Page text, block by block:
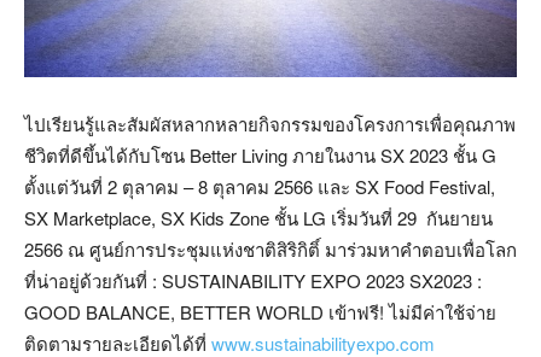
ไปเรียนรู้และสัมผัสหลากหลายกิจกรรมของโครงการเพื่อคุณภาพ
ชีวิตที่ดีขึ้นได้กับโซน Better Living ภายในงาน SX 2023 ชั้น G
ตั้งแต่วันที่ 2 ตุลาคม – 8 ตุลาคม 2566 และ SX Food Festival,
SX Marketplace, SX Kids Zone ชั้น LG เริ่มวันที่ 29 กันยายน
2566 ณ ศูนย์การประชุมแห่งชาติสิริกิติ์ มาร่วมหาคำตอบเพื่อโลก
ที่น่าอยู่ด้วยกันที่ : SUSTAINABILITY EXPO 2023 SX2023 :
GOOD BALANCE, BETTER WORLD เข้าฟรี! ไม่มีค่าใช้จ่าย
ติดตามรายละเอียดได้ที่ www.sustainabilityexpo.com